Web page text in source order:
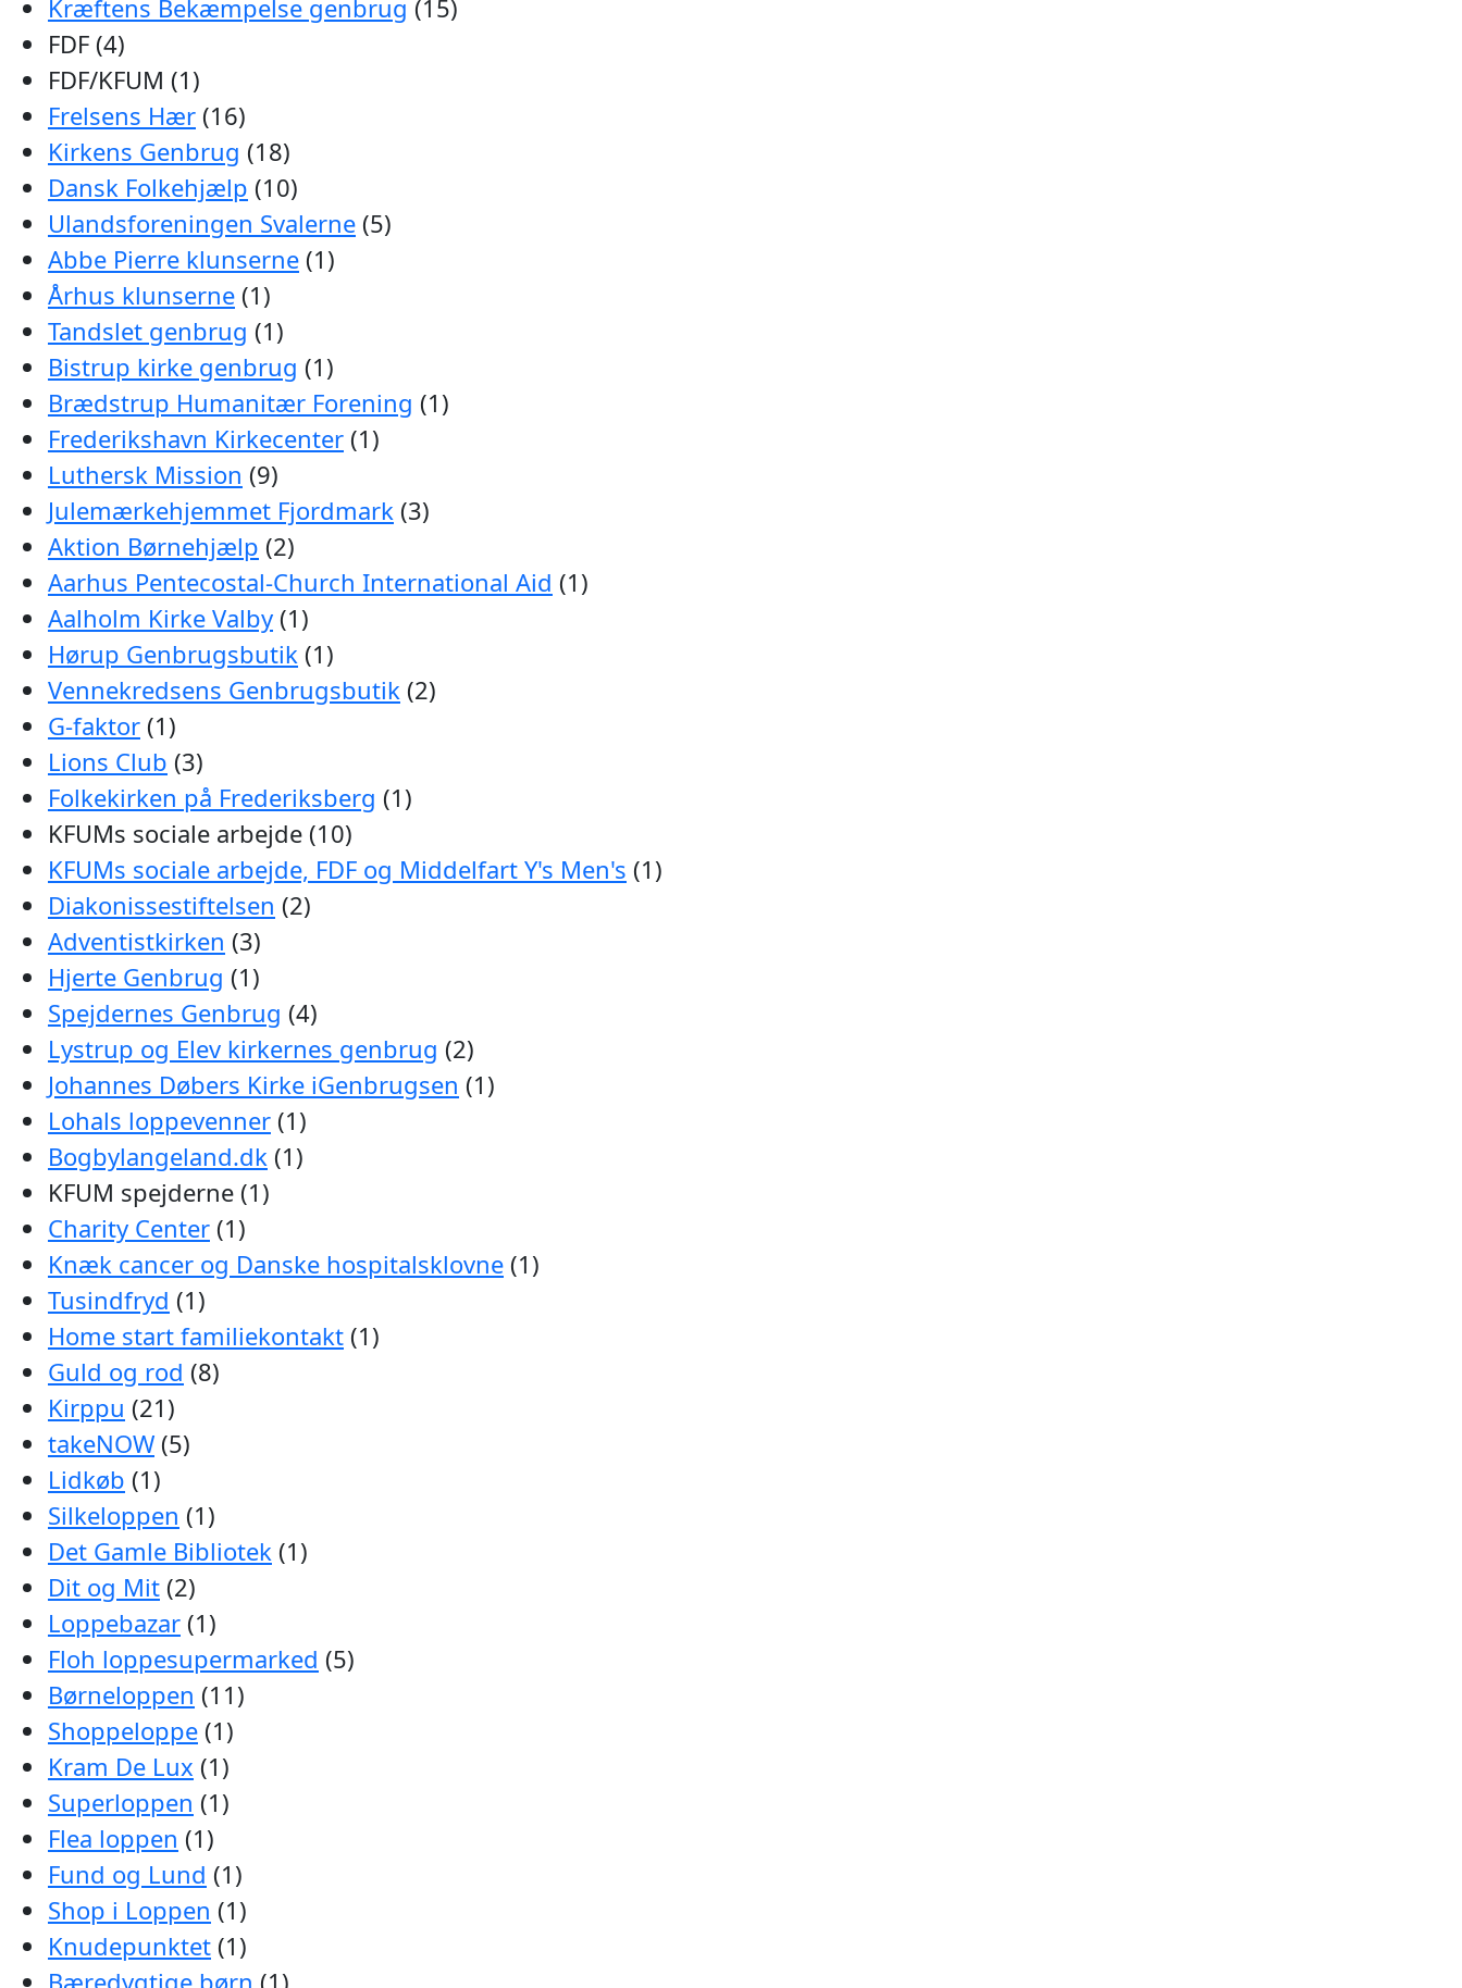
Kræftens Bekæmpelse genbrug (15)
FDF (4)
FDF/KFUM (1)
Frelsens Hær (16)
Kirkens Genbrug (18)
Dansk Folkehjælp (10)
Ulandsforeningen Svalerne (5)
Abbe Pierre klunserne (1)
Århus klunserne (1)
Tandslet genbrug (1)
Bistrup kirke genbrug (1)
Brædstrup Humanitær Forening (1)
Frederikshavn Kirkecenter (1)
Luthersk Mission (9)
Julemærkehjemmet Fjordmark (3)
Aktion Børnehjælp (2)
Aarhus Pentecostal-Church International Aid (1)
Aalholm Kirke Valby (1)
Hørup Genbrugsbutik (1)
Vennekredsens Genbrugsbutik (2)
G-faktor (1)
Lions Club (3)
Folkekirken på Frederiksberg (1)
KFUMs sociale arbejde (10)
KFUMs sociale arbejde, FDF og Middelfart Y's Men's (1)
Diakonissestiftelsen (2)
Adventistkirken (3)
Hjerte Genbrug (1)
Spejdernes Genbrug (4)
Lystrup og Elev kirkernes genbrug (2)
Johannes Døbers Kirke iGenbrugsen (1)
Lohals loppevenner (1)
Bogbylangeland.dk (1)
KFUM spejderne (1)
Charity Center (1)
Knæk cancer og Danske hospitalsklovne (1)
Tusindfryd (1)
Home start familiekontakt (1)
Guld og rod (8)
Kirppu (21)
takeNOW (5)
Lidkøb (1)
Silkeloppen (1)
Det Gamle Bibliotek (1)
Dit og Mit (2)
Loppebazar (1)
Floh loppesupermarked (5)
Børneloppen (11)
Shoppeloppe (1)
Kram De Lux (1)
Superloppen (1)
Flea loppen (1)
Fund og Lund (1)
Shop i Loppen (1)
Knudepunktet (1)
Bæredygtige børn (1)